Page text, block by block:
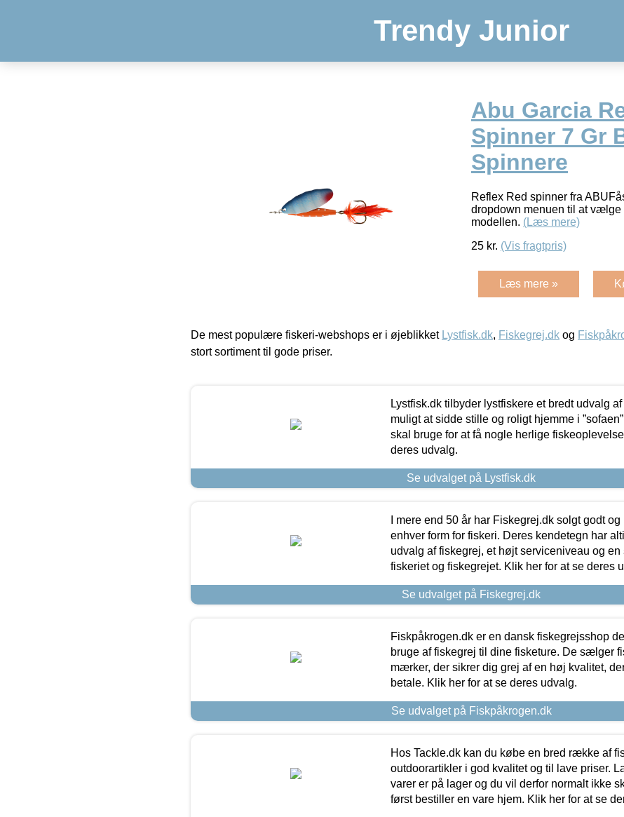
Trendy Junior
Abu Garcia
Spinner 7 Gr
Spinnere
Reflex Red spinner fra
dropdown menuen til at
modellen. (Læs mere)
25 kr. (Vis fragtpris)
Læs mere »
De mest populære fiskeri-webshops er i øjeblikket Lystfisk.dk, Fiskegrej.dk og
stort sortiment til gode priser.
Lystfisk.dk tilbyder lystfiskere et bredt udvalg
muligt at sidde stille og roligt hjemme i
skal bruge for at få nogle herlige
deres udvalg.
Se udvalget på Lystfisk.dk
I mere end 50 år har Fiskegrej.dk solgt godt
enhver form for fiskeri. Deres kendetegn har
udvalg af fiskegrej, et højt serviceniveau og en
fiskeriet og fiskegrejet. Klik her for at se deres
Se udvalget på Fiskegrej.dk
Fiskpåkrogen.dk er en dansk fiskegrejsshop
bruge af fiskegrej til dine fisketure. De sælger
mærker, der sikrer dig grej af en høj kvalitet,
betale. Klik her for at se deres udvalg.
Se udvalget på Fiskpåkrogen.dk
Hos Tackle.dk kan du købe en bred række af
outdoorartikler i god kvalitet og til lave priser.
varer er på lager og du vil derfor normalt ikke
først bestiller en vare hjem. Klik her for at se